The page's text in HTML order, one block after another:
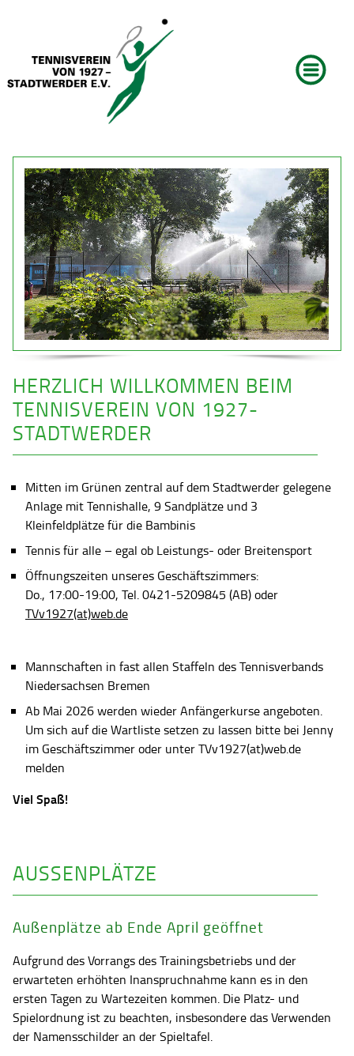
HERZLICH WILLKOMMEN BEIM
TENNISVEREIN VON 1927-
STADTWERDER
Mitten im Grünen zentral auf dem Stadtwerder gelegene
Anlage mit Tennishalle, 9 Sandplätze und 3
Kleinfeldplätze für die Bambinis
Tennis für alle – egal ob Leistungs- oder Breitensport
Öffnungszeiten unseres Geschäftszimmers:
Do., 17:00-19:00, Tel. 0421-5209845 (AB) oder
TVv1927(at)web.de
Mannschaften in fast allen Staffeln des Tennisverbands
Niedersachsen Bremen
Ab Mai 2026 werden wieder Anfängerkurse angeboten.
Um sich auf die Wartliste setzen zu lassen bitte bei Jenny
im Geschäftszimmer oder unter TVv1927(at)web.de
melden
Viel Spaß!
AUSSENPLÄTZE
Außenplätze ab Ende April geöffnet
Aufgrund des Vorrangs des Trainingsbetriebs und der
erwarteten erhöhten Inanspruchnahme kann es in den
ersten Tagen zu Wartezeiten kommen. Die Platz- und
Spielordnung ist zu beachten, insbesondere das Verwenden
der Namensschilder an der Spieltafel.